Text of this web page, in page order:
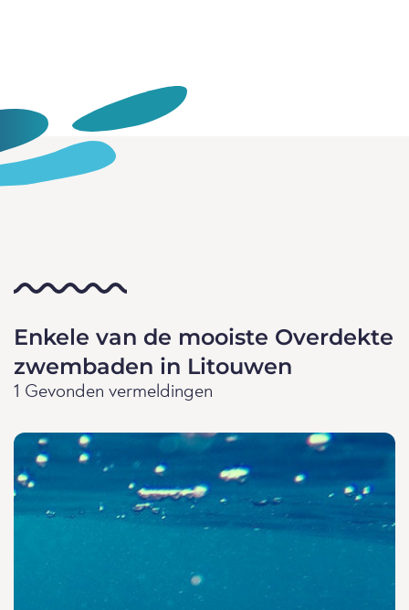
Enkele van de mooiste Overdekte
zwembaden in Litouwen
1 Gevonden vermeldingen